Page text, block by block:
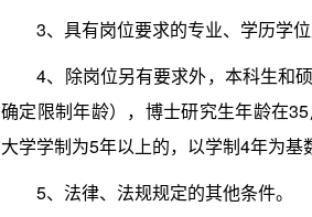
3、具有岗位要求的专业、学历学位
4、除岗位另有要求外，本科生和硕
确定限制年龄），博士研究生年龄在
大学学制为5年以上的，以学制4年为基
5、法律、法规规定的其他条件。